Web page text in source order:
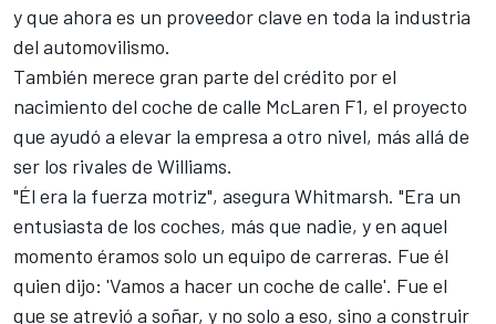
y que ahora es un proveedor clave en toda la industria
del automovilismo.
También merece gran parte del crédito por el
nacimiento del coche de calle McLaren F1, el proyecto
que ayudó a elevar la empresa a otro nivel, más allá de
ser los rivales de Williams.
"Él era la fuerza motriz", asegura Whitmarsh. "Era un
entusiasta de los coches, más que nadie, y en aquel
momento éramos solo un equipo de carreras. Fue él
quien dijo: 'Vamos a hacer un coche de calle'. Fue el
que se atrevió a soñar, y no solo a eso, sino a construir